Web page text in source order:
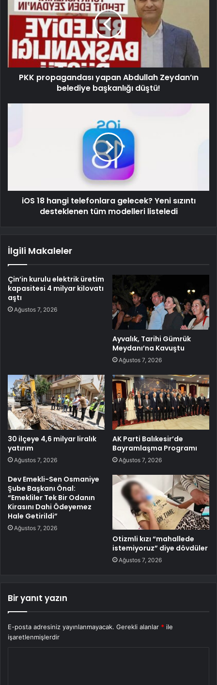
PKK propagandası yapan Abdullah Zeydan’ın
belediye başkanlığı düştü!
iOS 18 hangi telefonlara gelecek? Yeni sızıntı
desteklenen tüm modelleri listeledi
İlgili Makaleler
Çin’in kurulu elektrik üretim
kapasitesi 4 milyar kilovatı
aştı
Ağustos 7, 2026
Ayvalık, Tarihi Gümrük
Meydanı’na Kavuştu
Ağustos 7, 2026
30 ilçeye 4,6 milyar liralık
yatırım
Ağustos 7, 2026
AK Parti Balıkesir’de
Bayramlaşma Programı
Ağustos 7, 2026
Dev Emekli-Sen Osmaniye
Şube Başkanı Önal:
“Emekliler Tek Bir Odanın
Kirasını Dahi Ödeyemez
Hale Getirildi”
Ağustos 7, 2026
Otizmli kızı “mahallede
istemiyoruz” diye dövdüler
Ağustos 7, 2026
Bir yanıt yazın
E-posta adresiniz yayınlanmayacak. Gerekli alanlar * ile
işaretlenmişlerdir